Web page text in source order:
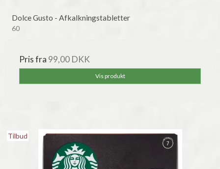
Dolce Gusto - Afkalkningstabletter
60
Pris fra 99,00 DKK
Vis produkt
Tilbud